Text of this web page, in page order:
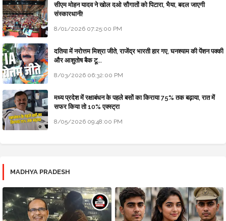
सीएम मोहन यादव ने खोल दओ सौगातों को पिटारा, भैया, बदल जाएगी
संस्कारधानी!
8/01/2026 07:25:00 PM
दतिया में नरोत्तम मिश्रा जीते, राजेंद्र भारती हार गए, घनश्याम की पेंशन पक्की
और आशुतोष बैक टू...
8/03/2026 06:32:00 PM
मध्य प्रदेश में रक्षाबंधन के पहले बसों का किराया 75% तक बढ़ाया, रात में
सफर किया तो 10% एक्स्ट्रा
8/05/2026 09:48:00 PM
MADHYA PRADESH